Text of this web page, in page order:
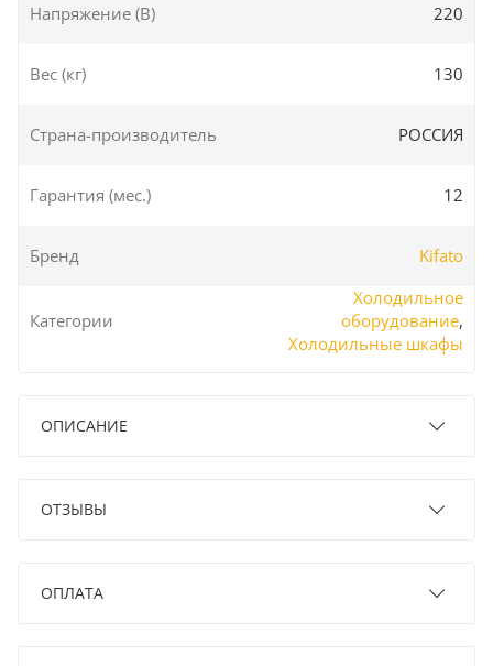
Напряжение (В) 220
Вес (кг) 130
Страна-производитель РОССИЯ
Гарантия (мес.) 12
Бренд Kifato
Категории
Холодильное
оборудование,
Холодильные шкафы
ОПИСАНИЕ
ОТЗЫВЫ
ОПЛАТА